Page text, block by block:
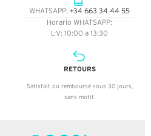
WHATSAPP: +34 663 34 44 55
Horario WHATSAPP:
L-V: 10:00 a 13:30
RETOURS
Satisfait ou remboursé sous 30 jours,
sans motif.